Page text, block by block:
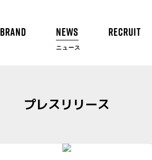
BRAND NEWS
ニュース
RECRUIT
プレスリリース